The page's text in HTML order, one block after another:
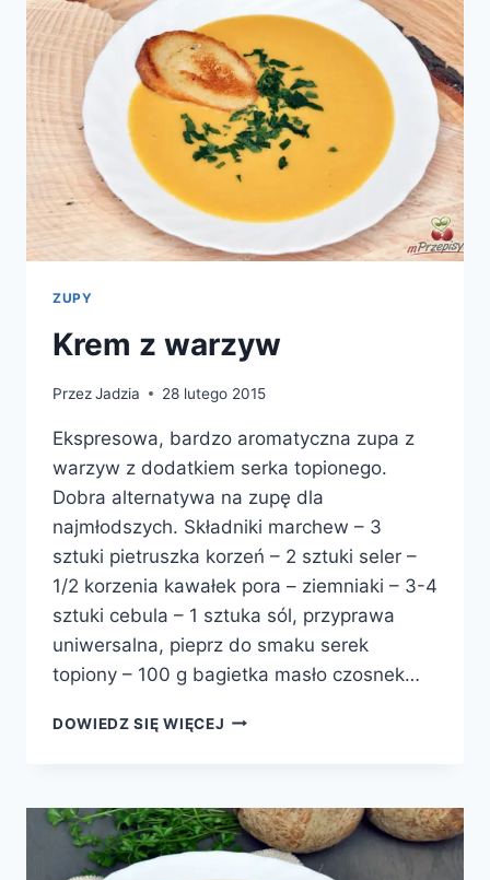
ZUPY
Krem z warzyw
PrzezJadzia 28 lutego 2015
Ekspresowa, bardzo aromatyczna zupa z
warzyw z dodatkiem serka topionego.
Dobra alternatywa na zupę dla
najmłodszych. Składniki marchew – 3
sztuki pietruszka korzeń – 2 sztuki seler –
1/2 korzenia kawałek pora – ziemniaki – 3-4
sztuki cebula – 1 sztuka sól, przyprawa
uniwersalna, pieprz do smaku serek
topiony – 100 g bagietka masło czosnek…
DOWIEDZ SIĘ WIĘCEJ KREM